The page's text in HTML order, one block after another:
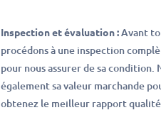
Inspection et évaluation :Avant
procédons à une inspection
pour nous assurer de sa condition.
également sa valeur marchande
obtenez le meilleur rapport